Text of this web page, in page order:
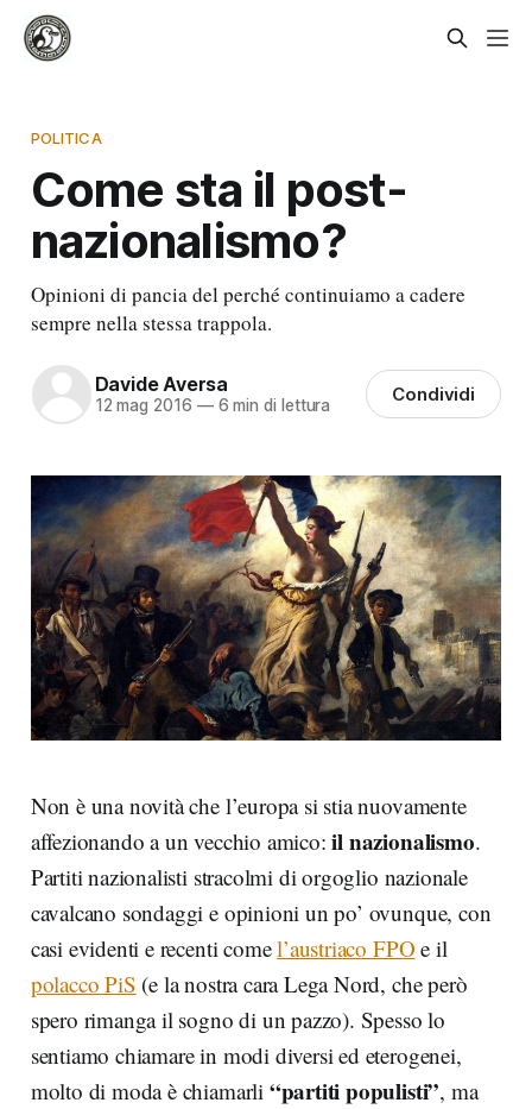
POLITICA
Come sta il post-
nazionalismo?
Opinioni di pancia del perché continuiamo a cadere
sempre nella stessa trappola.
Davide Aversa
12 mag 2016 —6 min di lettura Condividi
Non è una novità che l’europa si stia nuovamente
affezionando a un vecchio amico:il nazionalismo.
Partiti nazionalisti stracolmi di orgoglio nazionale
cavalcano sondaggi e opinioni un po’ ovunque, con
casi evidenti e recenti comel’austriaco FPO e il
polacco PiS (e la nostra cara Lega Nord, che però
spero rimanga il sogno di un pazzo). Spesso lo
sentiamo chiamare in modi diversi ed eterogenei,
molto di moda è chiamarli “partiti populisti”, ma